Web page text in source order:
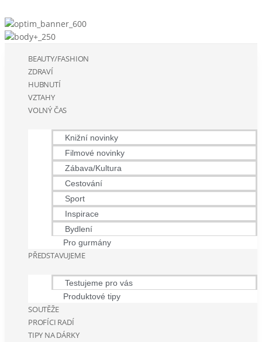
BEAUTY/FASHION
ZDRAVÍ
HUBNUTÍ
VZTAHY
VOLNÝ ČAS
Knižní novinky
Filmové novinky
Zábava/Kultura
Cestování
Sport
Inspirace
Bydlení
Pro gurmány
PŘEDSTAVUJEME
Testujeme pro vás
Produktové tipy
SOUTĚŽE
PROFÍCI RADÍ
TIPY NA DÁRKY